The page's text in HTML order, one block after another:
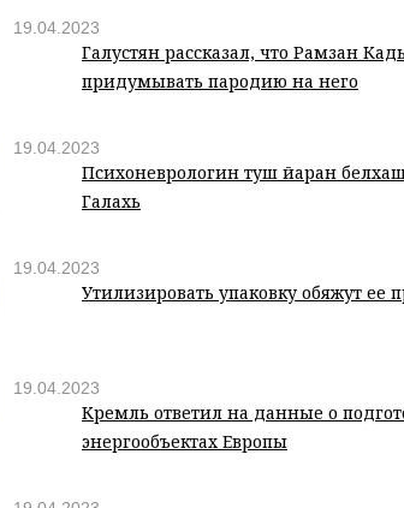
19.04.2023
Галустян рассказал, что Рамзан
придумывать пародию на него
19.04.2023
Психоневрологин туш йаран
ГӀалахь
19.04.2023
Утилизировать упаковку обяжут ее
19.04.2023
Кремль ответил на данные о
энергообъектах Европы